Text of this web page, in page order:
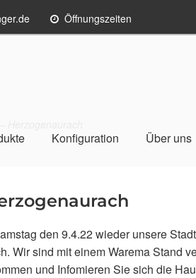
Öffnungszeiten
Konfiguration Über uns
den 9.4.22 wieder unsere
Wir sind mit einem Warema Stand
und Infomieren Sie sich die